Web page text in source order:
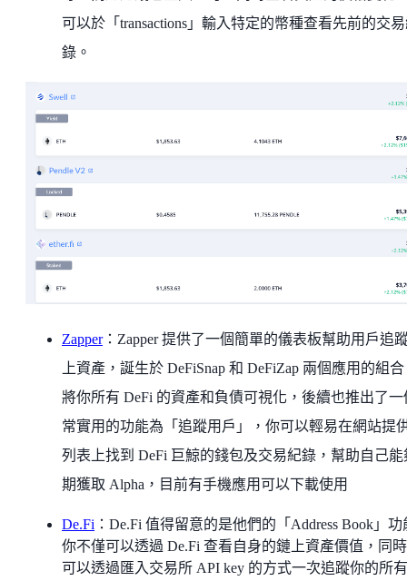
可以於「transactions」輸入特定的幣種查看先前的交
錄。
Zapper：Zapper 提供了一個簡單的儀表板幫助用戶追
上資產，誕生於 DeFiSnap 和 DeFiZap 兩個應用的組
將你所有 DeFi 的資產和負債可視化，後續也推出了一
常實用的功能為「追蹤用戶」，你可以輕易在網站提
列表上找到 DeFi 巨鯨的錢包及交易紀錄，幫助自己能
期獲取 Alpha，目前有手機應用可以下載使用
De.Fi ：De.Fi 值得留意的是他們的「Address Book」功
你不僅可以透過 De.Fi 查看自身的鏈上資產價值，同
可以透過匯入交易所 API key 的方式一次追蹤你的所